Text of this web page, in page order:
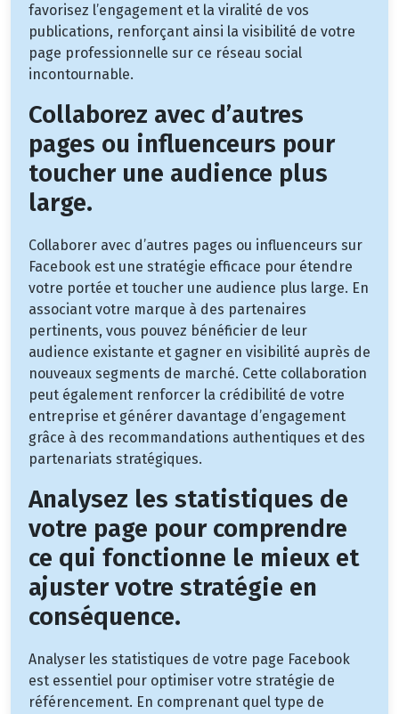
favorisez l’engagement et la viralité de vos
publications, renforçant ainsi la visibilité de votre
page professionnelle sur ce réseau social
incontournable.
Collaborez avec d’autres
pages ou influenceurs pour
toucher une audience plus
large.
Collaborer avec d’autres pages ou influenceurs sur
Facebook est une stratégie efficace pour étendre
votre portée et toucher une audience plus large. En
associant votre marque à des partenaires
pertinents, vous pouvez bénéficier de leur
audience existante et gagner en visibilité auprès de
nouveaux segments de marché. Cette collaboration
peut également renforcer la crédibilité de votre
entreprise et générer davantage d’engagement
grâce à des recommandations authentiques et des
partenariats stratégiques.
Analysez les statistiques de
votre page pour comprendre
ce qui fonctionne le mieux et
ajuster votre stratégie en
conséquence.
Analyser les statistiques de votre page Facebook
est essentiel pour optimiser votre stratégie de
référencement. En comprenant quel type de